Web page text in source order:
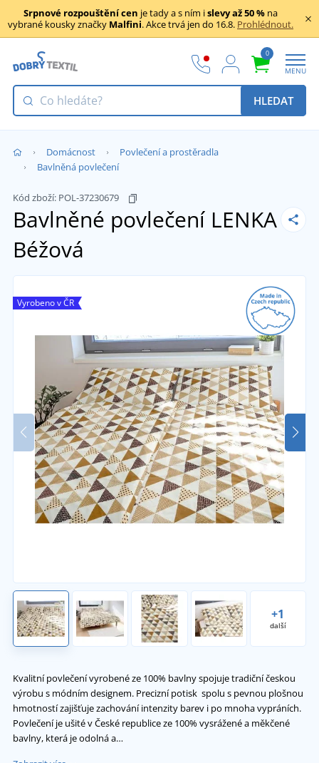
Srpnové rozpouštění cen je tady a s ním islevy až 50 % na
vybrané kousky značky Malfini. Akce trvá jen do 16.8. Prohlédnout.
0
MENU
HLEDAT
Domácnost
Povlečení a prostěradla
Bavlněná povlečení
Kód zboží: POL-37230679
Bavlněné povlečení LENKA
Béžová
+1
další
Vyrobeno v ČR
Kvalitní povlečení vyrobené ze 100% bavlny spojuje tradiční českou
výrobu s módním designem. Precizní potisk spolu s pevnou plošnou
hmotností zajišťuje zachování intenzity barev i po mnoha vypráních.
Povlečení je ušité v České republice ze 100% vysrážené a měkčené
bavlny, která je odolná a…